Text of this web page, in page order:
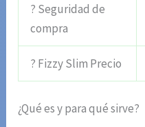
? Seguridad de
compra
? Fizzy Slim Precio
¿Qué es y para qué sirve?